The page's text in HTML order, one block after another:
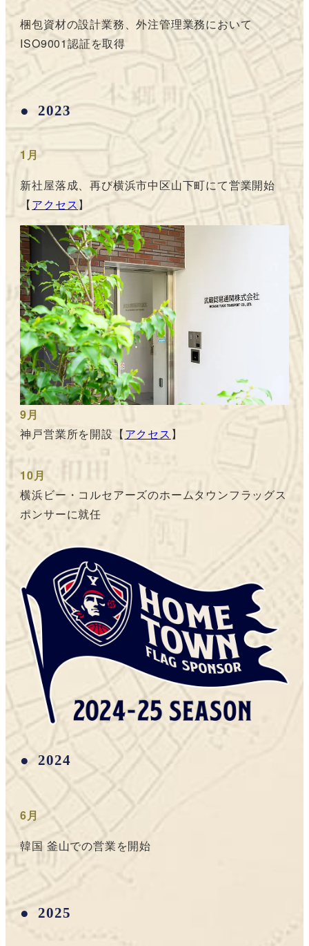
梱包資材の設計業務、外注管理業務において
ISO9001認証を取得
2023
1月
新社屋落成、再び横浜市中区山下町にて営業開始
【アクセス】
9月
神戸営業所を開設【アクセス 】
10月
横浜ビー・コルセアーズのホームタウンフラッグス
ポンサーに就任
2024
6月
韓国 釜山での営業を開始
2025